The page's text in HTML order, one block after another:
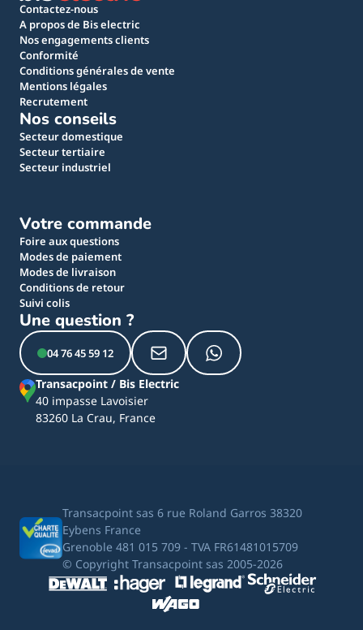
Contactez-nous
A propos de Bis electric
Nos engagements clients
Conformité
Conditions générales de vente
Mentions légales
Recrutement
Nos conseils
Secteur domestique
Secteur tertiaire
Secteur industriel
Votre commande
Foire aux questions
Modes de paiement
Modes de livraison
Conditions de retour
Suivi colis
Une question ?
04 76 45 59 12
Transacpoint / Bis Electric
40 impasse Lavoisier
83260 La Crau, France
Transacpoint sas 6 rue Roland Garros 38320
Eybens France
Grenoble 481 015 709 - TVA FR61481015709
© Copyright Transacpoint sas 2005-2026